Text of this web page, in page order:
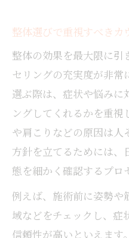
整体選びで重視すべきカ
整体の効果を最大限に引
セリングの充実度が非常
選ぶ際は、症状や悩みに
ングしてくれるかを重
や肩こりなどの原因は
方針を立てるためには、
態を細かく確認するプロ
例えば、施術前に姿勢や
域などをチェックし、症
信頼性が高いといえます